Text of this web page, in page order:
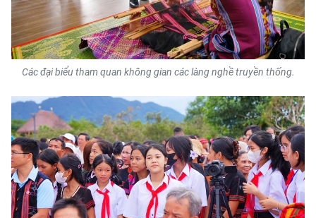
Các đại biểu tham quan không gian các làng nghề truyền thống.